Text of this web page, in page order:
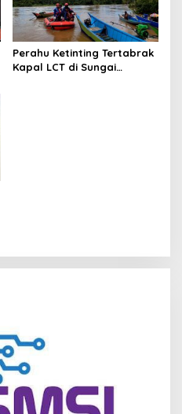
Perahu Ketinting Tertabrak
Kapal LCT di Sungai